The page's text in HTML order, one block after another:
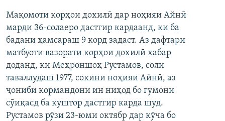
Ҷаҳиш
ҷустор
ОСИЁИ МАРКАЗӢ
ФАРҲАНГ
МЕҲМОНИ ОЗОДӢ
ВАРЗИШ
ҶАНГ ДАР УКРАИНА
НАЗАРИ МАРДУМ
БЛОГИСТОН
ОЗОДӢ ОНЛАЙН
ЧАНДРАСОНАӢ
ВИДЕО
НИГОРИСТОН
ГУЗОРИШҲОИ РАДИОӢ
РӮЙХАТҲО
КИТОБҲОИ ОЗОДӢ
Русский
Мақомоти корҳои дохилӣ дар ноҳияи Айнӣ
марди 36-солаеро дастгир кардаанд, ки ба
бадани ҳамсараш 9 корд задаст. Аз дафтари
матбуоти вазорати корҳои дохилӣ хабар
доданд, ки Меҳроншоҳ Рустамов, соли
таваллудаш 1977, сокини ноҳияи Айнӣ, аз
ҷониби кормандони ин ниҳод бо гумони
сӯиқасд ба куштор дастгир карда шуд.
Рустамов рӯзи 23-юми октябр дар кӯча бо